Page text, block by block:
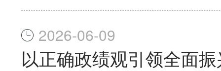
2026-06-09
以正确政绩观引领全面